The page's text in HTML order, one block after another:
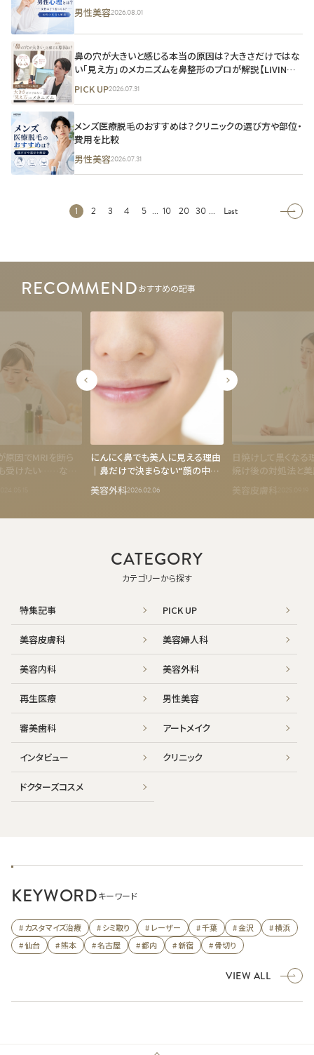
男性美容2026.08.01
鼻の穴が大きいと感じる本当の原因は？大きさだけではな
い「見え方」のメカニズムを鼻整形のプロが解説【LIVIN
PICK UP2026.07.31
メンズ医療脱毛のおすすめは？クリニックの選び方や部位・
費用を比較
男性美容2026.07.31
1 2 3 4 5 ... 10 20 30 ... Last
RECOMMENDおすすめの記事
原因でMRIを断ら
受けたい……なら
にんにく鼻でも美人に見える理由
｜鼻だけで決まらない“顔の中心
バランス”
美容外科2026.02.06
日焼けして黒くなる
焼け後の対処法と
美容皮膚科
CATEGORY
カテゴリーから探す
特集記事 PICK UP
美容皮膚科 美容婦人科
美容内科 美容外科
再生医療 男性美容
審美歯科 アートメイク
インタビュー クリニック
ドクターズコスメ
KEYWORDキーワード
# カスタマイズ治療 # シミ取り # レーザー # 千葉 # 金沢
# 横浜
# 仙台
# 熊本 # 名古屋 # 都内 # 新宿 # 骨切り
VIEW ALL